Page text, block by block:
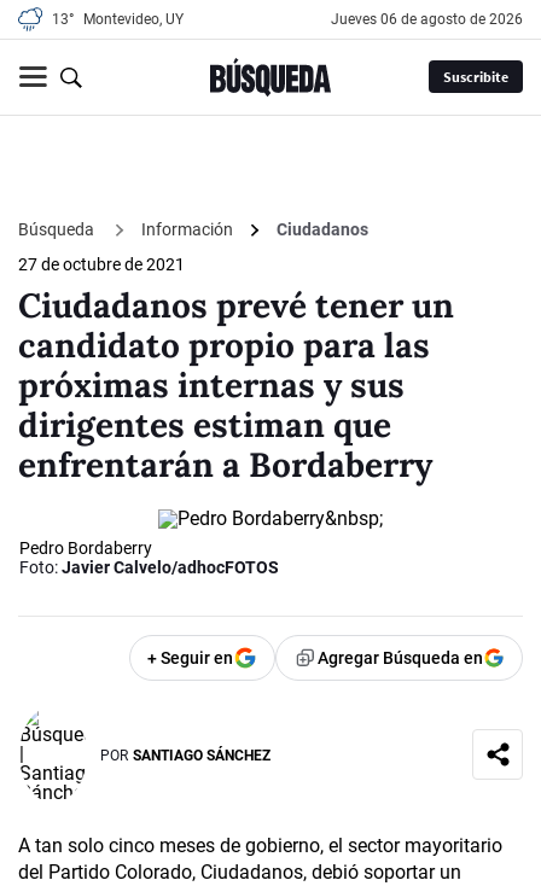
13° Montevideo, UY jueves 06 de agosto de 2026
Suscribite
Búsqueda Información
Ciudadanos
27 de octubre de 2021
Ciudadanos prevé tener un
candidato propio para las
próximas internas y sus
dirigentes estiman que
enfrentarán a Bordaberry
Pedro Bordaberry
Foto:Javier Calvelo/adhocFOTOS
+ Seguir en Agregar Búsqueda en
POR SANTIAGO SÁNCHEZ
A tan solo cinco meses de gobierno, el sector mayoritario
del Partido Colorado, Ciudadanos, debió soportar un